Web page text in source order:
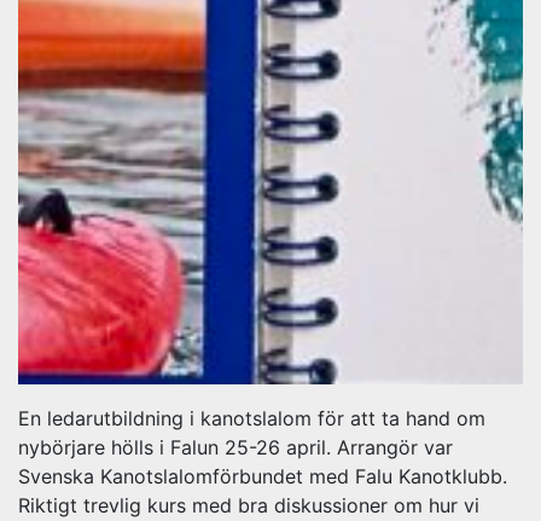
En ledarutbildning i kanotslalom för att ta hand om
nybörjare hölls i Falun 25-26 april. Arrangör var
Svenska Kanotslalomförbundet med Falu Kanotklubb.
Riktigt trevlig kurs med bra diskussioner om hur vi